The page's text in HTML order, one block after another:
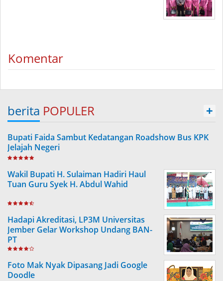
Komentar
berita POPULER +
Bupati Faida Sambut Kedatangan Roadshow Bus KPK
Jelajah Negeri
Wakil Bupati H. Sulaiman Hadiri Haul
Tuan Guru Syek H. Abdul Wahid
Hadapi Akreditasi, LP3M Universitas
Jember Gelar Workshop Undang BAN-
PT
Foto Mak Nyak Dipasang Jadi Google
Doodle